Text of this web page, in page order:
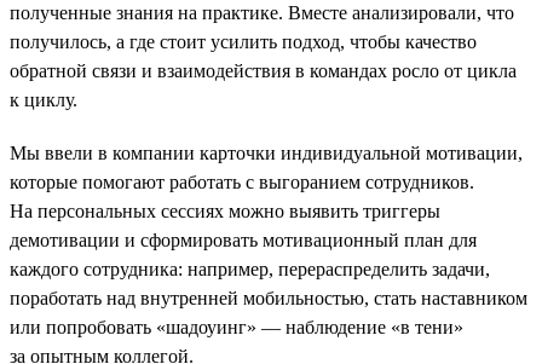
полученные знания на практике. Вместе анализировали, что
получилось, а где стоит усилить подход, чтобы качество
обратной связи и взаимодействия в командах росло от цикла
к циклу.
Мы ввели в компании карточки индивидуальной мотивации,
которые помогают работать с выгоранием сотрудников.
На персональных сессиях можно выявить триггеры
демотивации и сформировать мотивационный план для
каждого сотрудника: например, перераспределить задачи,
поработать над внутренней мобильностью, стать наставником
или попробовать «шадоуинг» — наблюдение «в тени»
за опытным коллегой.